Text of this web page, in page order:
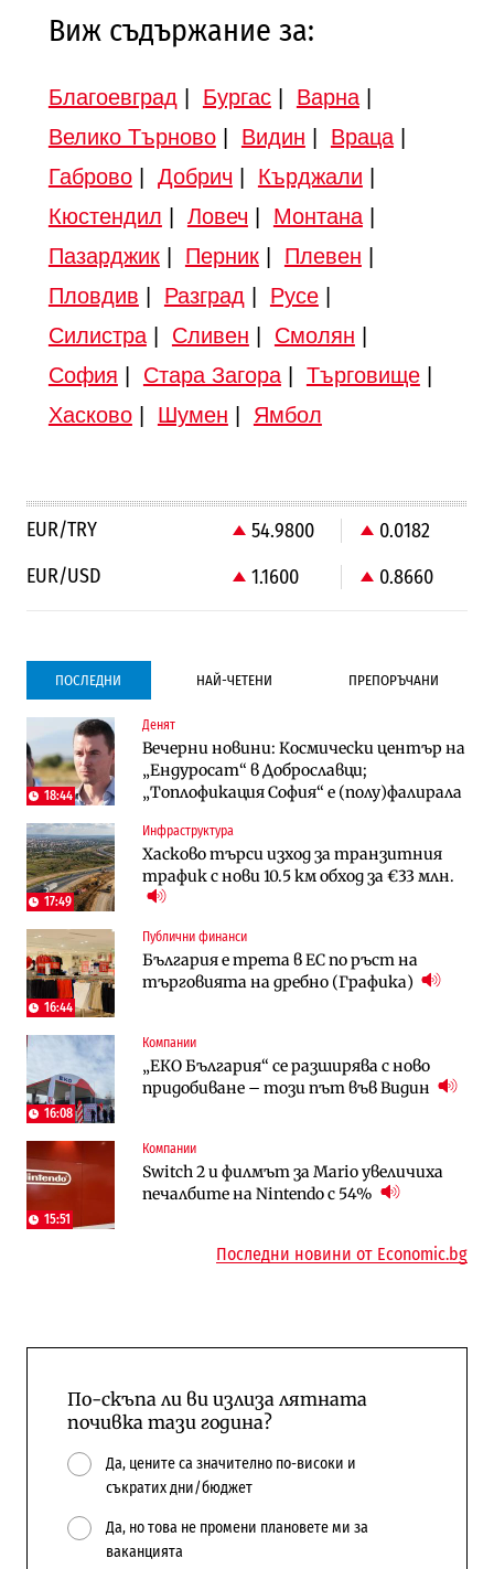
Виж съдържание за:
Благоевград Бургас| Варна|
Велико Търново| Видин Враца|
Габрово| Добрич Кърджали
Кюстендил
Ловеч Монтана|
Пазарджик| Перник| Плевен
Пловдив
Разград Русе|
Силистра| Сливен Смолян
София
Стара Загора| Търговище|
Хасково| Шумен Ямбол
EUR/TRY 54.9800
0.0182
EUR/USD
1.1600 0.8660
ПОСЛЕДНИ НАЙ-ЧЕТЕНИ ПРЕПОРЪЧАНИ
18:44
Денят
Вечерни новини: Космически център на
„Ендуросат“ в Доброславци;
„Топлофикация София“ e (полу)фалирала
17:49
Инфраструктура
Хасково търси изход за транзитния
трафик с нови 10.5 км обход за €33 млн.
16:44
Публични финанси
България е трета в ЕС по ръст на
търговията на дребно (Графика)
16:08
Компании
„ЕКО България“ се разширява с ново
придобиване – този път във Видин
15:51
Компании
Switch 2 и филмът за Mario увеличиха
печалбите на Nintendo с 54%
Градоустройство
Столична община избра изпълнител за
преместването на трамвайното
трасе по бул. „Скобелев“
Компании
Vivacom предлага над 150 устройства с
90% отстъпка през август
Енергетика
АЕЦ „Козлодуй“ ще работи само още
няколко седмици, ако сушата продължи
Digi&AI
Трафикът толкова е намалял, че големи
медии обмислят да се откажат
Публични финанси
Общините вече зависят от
централната власт за 75% от
Компании
Vivacom предлага над 150 устройства с
90% отстъпка през август
To:know
Последни дни с обозначаване на цените
в лева: Какво предстои?
Градоустройство
Столична община избра изпълнител за
преместването на трамвайното
To:know
Какво се променя в България от 1
август?
Отрасли
Жилищата в България поскъпват при
намаляващо население и все повече
Последни новини от Economic.bg
По-скъпа ли ви излиза лятната
почивка тази година?
Да, цените са значително по-високи и
съкратих дни/бюджет
Да, но това не промени плановете ми за
ваканцията